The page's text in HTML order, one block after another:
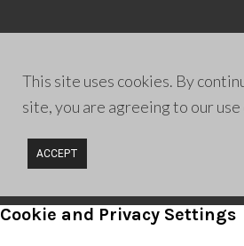
This site uses cookies. By
site, you are agreeing to our use
ACCEPT
Cookie and Privacy Settings